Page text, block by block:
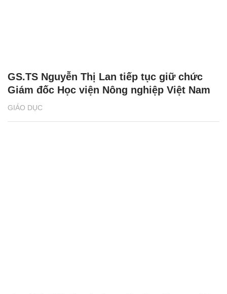
GIÁO DỤC
GS.TS Nguyễn Thị Lan tiếp tục giữ chức
Giám đốc Học viện Nông nghiệp Việt Nam